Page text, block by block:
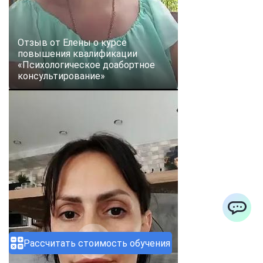
Рассчитать стоимость обучения
Отзыв от Елены о курсе
повышения квалификации
«Психологическое доабортное
консультирование»
ChatApp